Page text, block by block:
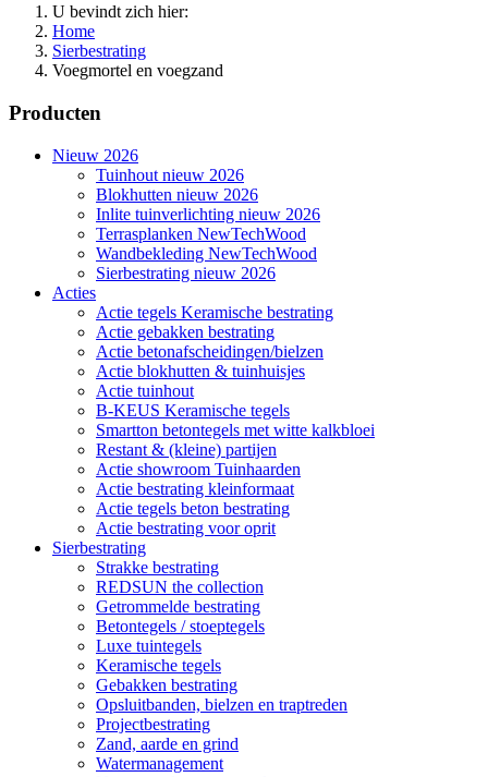
U bevindt zich hier:
Home
Sierbestrating
Voegmortel en voegzand
Producten
Nieuw 2026
Tuinhout nieuw 2026
Blokhutten nieuw 2026
Inlite tuinverlichting nieuw 2026
Terrasplanken NewTechWood
Wandbekleding NewTechWood
Sierbestrating nieuw 2026
Acties
Actie tegels Keramische bestrating
Actie gebakken bestrating
Actie betonafscheidingen/bielzen
Actie blokhutten & tuinhuisjes
Actie tuinhout
B-KEUS Keramische tegels
Smartton betontegels met witte kalkbloei
Restant & (kleine) partijen
Actie showroom Tuinhaarden
Actie bestrating kleinformaat
Actie tegels beton bestrating
Actie bestrating voor oprit
Sierbestrating
Strakke bestrating
REDSUN the collection
Getrommelde bestrating
Betontegels / stoeptegels
Luxe tuintegels
Keramische tegels
Gebakken bestrating
Opsluitbanden, bielzen en traptreden
Projectbestrating
Zand, aarde en grind
Watermanagement